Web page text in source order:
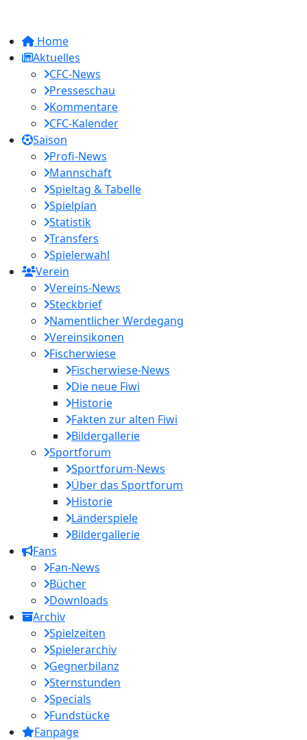
Home
Aktuelles
CFC-News
Presseschau
Kommentare
CFC-Kalender
Saison
Profi-News
Mannschaft
Spieltag & Tabelle
Spielplan
Statistik
Transfers
Spielerwahl
Verein
Vereins-News
Steckbrief
Namentlicher Werdegang
Vereinsikonen
Fischerwiese
Fischerwiese-News
Die neue Fiwi
Historie
Fakten zur alten Fiwi
Bildergallerie
Sportforum
Sportforum-News
Über das Sportforum
Historie
Länderspiele
Bildergallerie
Fans
Fan-News
Bücher
Downloads
Archiv
Spielzeiten
Spielerarchiv
Gegnerbilanz
Sternstunden
Specials
Fundstücke
Fanpage